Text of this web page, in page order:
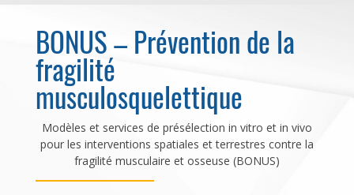
BONUS – Prévention de la
fragilité
musculosquelettique
Modèles et services de présélection in vitro et in vivo
pour les interventions spatiales et terrestres contre la
fragilité musculaire et osseuse (BONUS)